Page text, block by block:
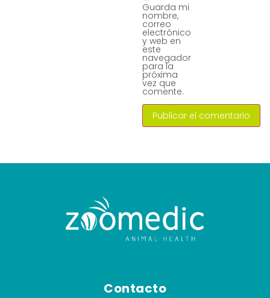
Guarda mi
nombre,
correo
electrónico
y web en
este
navegador
para la
próxima
vez que
comente.
Contacto